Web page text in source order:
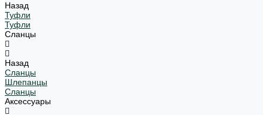
Назад
Туфли
Туфли
Сланцы
Назад
Сланцы
Шлепанцы
Сланцы
Аксессуары